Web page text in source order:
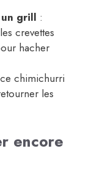
grill :
crevettes
hacher
chimichurri
les
encore